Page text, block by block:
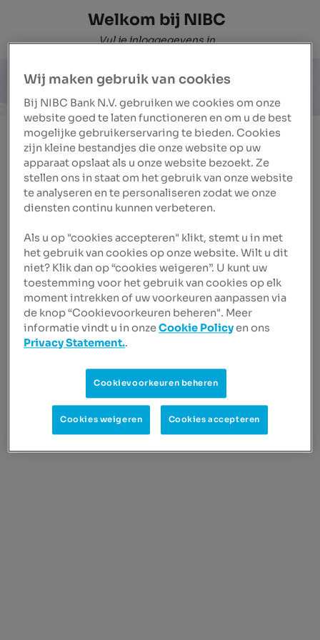
Welkom bij NIBC
Vul je inloggegevens in
E-mailadres / gebruikersnaam
Wachtwoord
Wachtwoord vergeten
Gebruikersnaam vergeten
Inloggen
Wij maken gebruik van cookies
Bij NIBC Bank N.V. gebruiken we cookies om onze
website goed te laten functioneren en om u de best
mogelijke gebruikerservaring te bieden. Cookies
zijn kleine bestandjes die onze website op uw
apparaat opslaat als u onze website bezoekt. Ze
stellen ons in staat om het gebruik van onze website
te analyseren en te personaliseren zodat we onze
diensten continu kunnen verbeteren.
Als u op "cookies accepteren" klikt, stemt u in met
het gebruik van cookies op onze website. Wilt u dit
niet? Klik dan op “cookies weigeren”. U kunt uw
toestemming voor het gebruik van cookies op elk
moment intrekken of uw voorkeuren aanpassen via
de knop “Cookievoorkeuren beheren". Meer
informatie vindt u in onzeCookie Policyen ons
Privacy Statement..
Cookievoorkeuren beheren
Cookies weigeren Cookies accepteren